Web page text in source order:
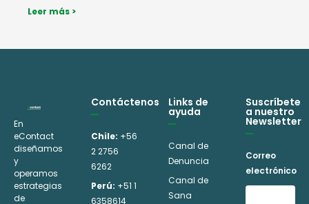
Leer más >
En
eContact
diseñamos
y
operamos
estrategias
de
Contáctenos
Chile: +56
2 2756
6262
Perú: +51 1
6358614
Links de
ayuda
Canal de
Denuncia
Canal de
Sana
Suscríbete
a nuestro
Newsletter
Correo
electrónico